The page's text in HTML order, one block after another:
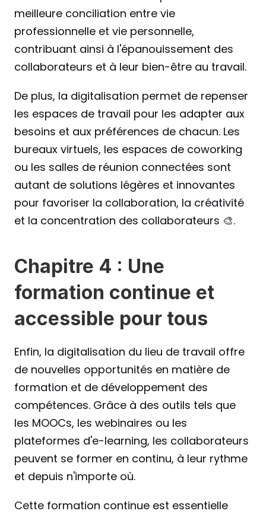
meilleure conciliation entre vie
professionnelle et vie personnelle,
contribuant ainsi à l'épanouissement des
collaborateurs et à leur bien-être au travail.
De plus, la digitalisation permet de repenser
les espaces de travail pour les adapter aux
besoins et aux préférences de chacun. Les
bureaux virtuels, les espaces de coworking
ou les salles de réunion connectées sont
autant de solutions légères et innovantes
pour favoriser la collaboration, la créativité
et la concentration des collaborateurs 🎨.
Chapitre 4 : Une
formation continue et
accessible pour tous
Enfin, la digitalisation du lieu de travail offre
de nouvelles opportunités en matière de
formation et de développement des
compétences. Grâce à des outils tels que
les MOOCs, les webinaires ou les
plateformes d'e-learning, les collaborateurs
peuvent se former en continu, à leur rythme
et depuis n'importe où.
Cette formation continue est essentielle